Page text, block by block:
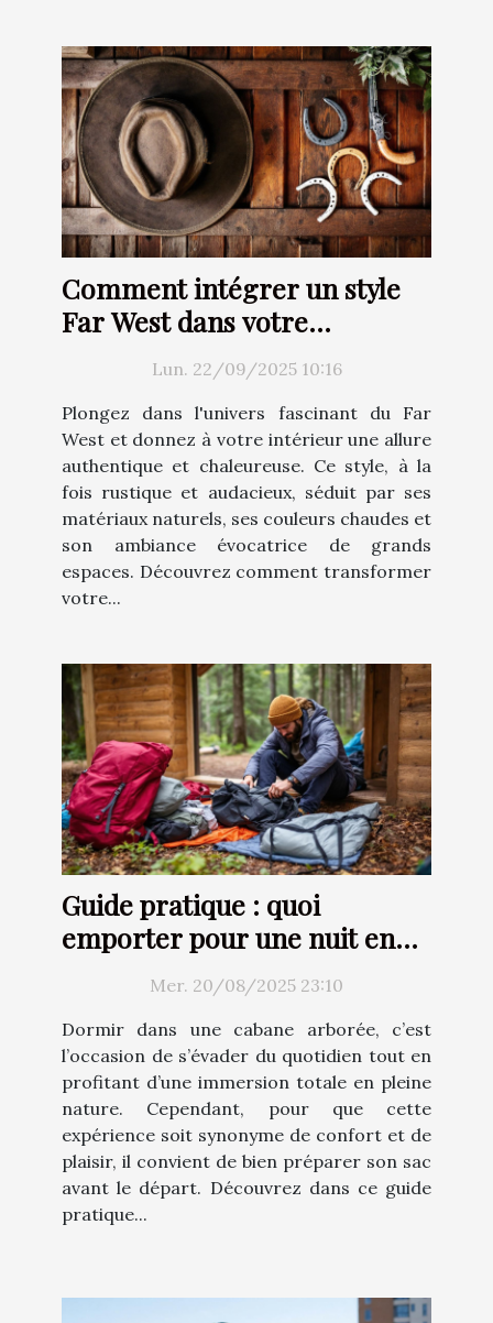
Comment intégrer un style
Far West dans votre
décoration intérieure ?
Lun. 22/09/2025 10:16
Plongez dans l'univers fascinant du Far
West et donnez à votre intérieur une allure
authentique et chaleureuse. Ce style, à la
fois rustique et audacieux, séduit par ses
matériaux naturels, ses couleurs chaudes et
son ambiance évocatrice de grands
espaces. Découvrez comment transformer
votre...
Guide pratique : quoi
emporter pour une nuit en
cabane arborée ?
Mer. 20/08/2025 23:10
Dormir dans une cabane arborée, c’est
l’occasion de s’évader du quotidien tout en
profitant d’une immersion totale en pleine
nature. Cependant, pour que cette
expérience soit synonyme de confort et de
plaisir, il convient de bien préparer son sac
avant le départ. Découvrez dans ce guide
pratique...